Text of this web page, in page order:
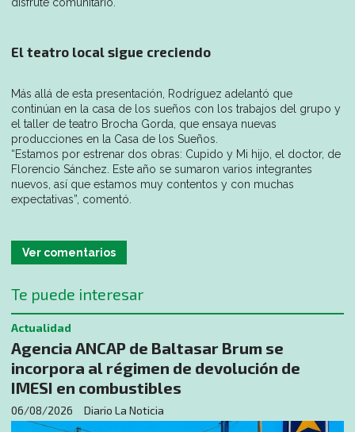
El teatro local sigue creciendo
Más allá de esta presentación, Rodríguez adelantó que
continúan en la casa de los sueños con los trabajos del grupo y
el taller de teatro Brocha Gorda, que ensaya nuevas
producciones en la Casa de los Sueños.
“Estamos por estrenar dos obras: Cupido y Mi hijo, el doctor, de
Florencio Sánchez. Este año se sumaron varios integrantes
nuevos, así que estamos muy contentos y con muchas
expectativas”, comentó.
Ver comentarios
Te puede interesar
Agencia ANCAP de Baltasar Brum se
incorpora al régimen de devolución de
IMESI en combustibles
Diario La Noticia
Actualidad
06/08/2026